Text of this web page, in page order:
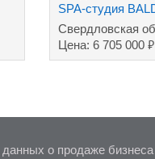
SPA-студия
Свердловская
Цена: 6 705 000₽
о продаже